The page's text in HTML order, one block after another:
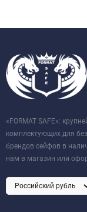
«FORMAT SAFE»:
комплектующих для
брендов сейфов в
нам в магазин или